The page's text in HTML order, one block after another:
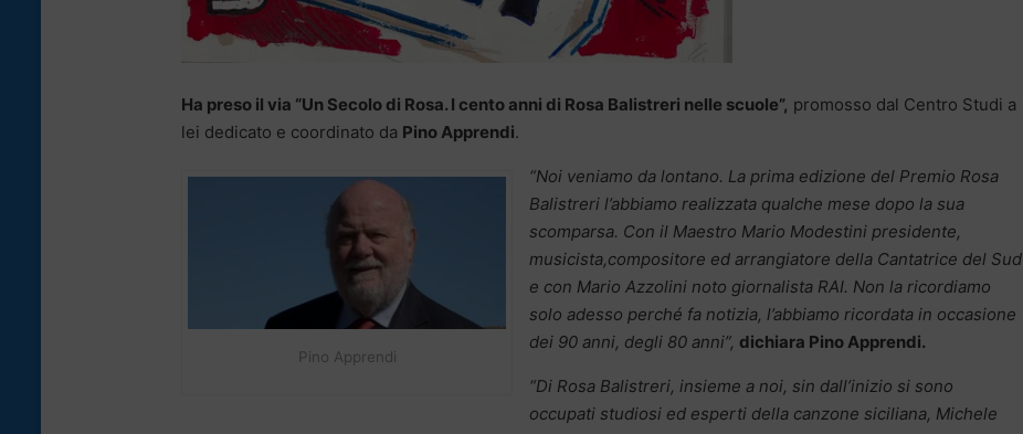
Ha preso il via “Un Secolo di Rosa. I cento anni di Rosa Balistreri nelle scuole”, promosso dal Centro Studi a
lei dedicato e coordinato da Pino Apprendi.
Pino Apprendi
“Noi veniamo da lontano. La prima edizione del Premio Rosa
Balistreri l’abbiamo realizzata qualche mese dopo la sua
scomparsa. Con il Maestro Mario Modestini presidente,
musicista,compositore ed arrangiatore della Cantatrice del Sud
e con Mario Azzolini noto giornalista RAI. Non la ricordiamo
solo adesso perché fa notizia, l’abbiamo ricordata in occasione
dei 90 anni, degli 80 anni”, dichiara Pino Apprendi.
“Di Rosa Balistreri, insieme a noi, sin dall’inizio si sono
occupati studiosi ed esperti della canzone siciliana, Michele